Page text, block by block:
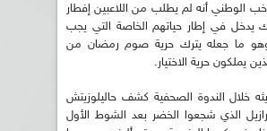
الوطني أنه لم يطلب من اللاعبين إفطار
يدخل في إطار حياتهم الخاصة التي يجب
وهو ما جعله يترك حرية صوم رمضان من
يملكون حرية الاختيار.
خلال الندوة الصحفية كشف حاليلوزيتش
الذي شجعوا الخضر بعد الشوط الأول